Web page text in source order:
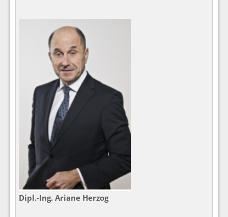
Dipl.-Ing. Ariane Herzog